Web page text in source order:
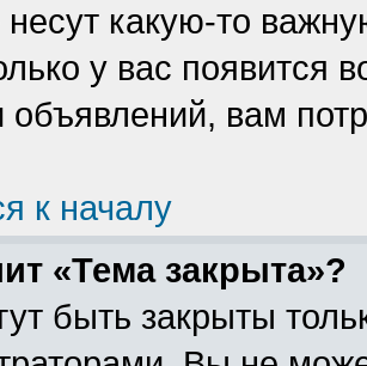
несут какую-то
у вас появится
объявлений, вам
к началу
«Тема закрыта»?
быть закрыты